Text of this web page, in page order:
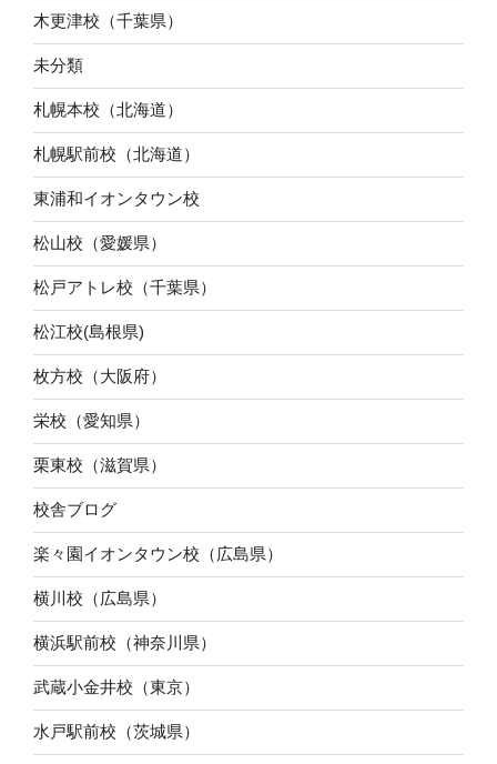
木更津校（千葉県）
未分類
札幌本校（北海道）
札幌駅前校（北海道）
東浦和イオンタウン校
松山校（愛媛県）
松戸アトレ校（千葉県）
松江校(島根県)
枚方校（大阪府）
栄校（愛知県）
栗東校（滋賀県）
校舎ブログ
楽々園イオンタウン校（広島県）
横川校（広島県）
横浜駅前校（神奈川県）
武蔵小金井校（東京）
水戸駅前校（茨城県）